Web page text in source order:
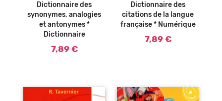
Dictionnaire des
synonymes, analogies
et antonymes *
Dictionnaire
7,89 €
Dictionnaire des
citations de la langue
française * Numérique
7,89 €